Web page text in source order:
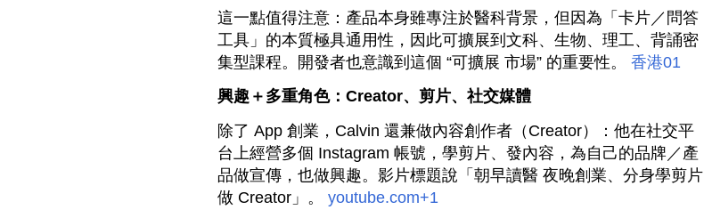
這一點值得注意：產品本身雖專注於醫科背景，但因為「卡片／問答
工具」的本質極具通用性，因此可擴展到文科、生物、理工、背誦密
集型課程。開發者也意識到這個 “可擴展 市場” 的重要性。 香港01
興趣＋多重角色：Creator、剪片、社交媒體
除了 App 創業，Calvin 還兼做內容創作者（Creator）：他在社交平
台上經營多個 Instagram 帳號，學剪片、發內容，為自己的品牌／產
品做宣傳，也做興趣。影片標題說「朝早讀醫 夜晚創業、分身學剪片
做 Creator」。 youtube.com+1